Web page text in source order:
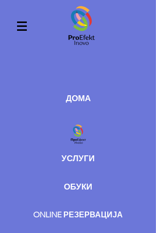
ДОМА
УСЛУГИ
ОБУКИ
ONLINE РЕЗЕРВАЦИЈА